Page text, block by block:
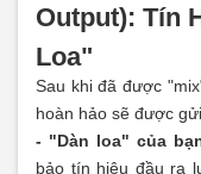
Output): Tín
Loa"
Sau khi đã được
hoàn hảo sẽ được gửi
- "Dàn loa" của
bảo tín hiệu đầu ra